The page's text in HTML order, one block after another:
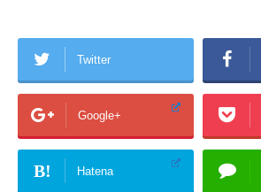
Twitter
Google+
B! Hatena